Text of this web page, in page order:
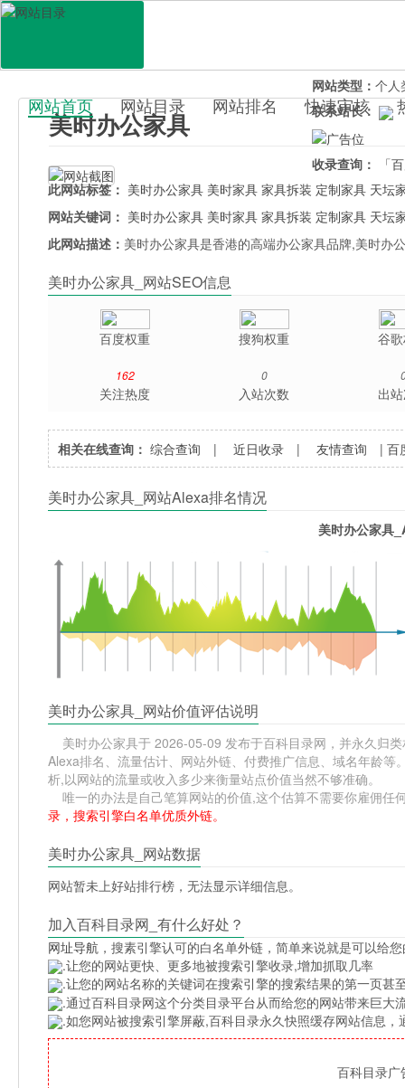
百科目录
网站首页 网站目录 网站排名 快速审核
美时办公家具
网站类型： 个人
联系站长：
收录查询：
「
此网站标签： 美时办公家具 美时家具 家具拆装 定制家具 天坛
网站关键词： 美时办公家具 美时家具 家具拆装 定制家具 天坛
此网站描述： 美时办公家具是香港的高端办公家具品牌,美时办
美时办公家具_网站SEO信息
百度权重 搜狗权重 谷
162
关注热度
0
入站次数 出
相关在线查询： 综合查询 |近日收录 |友情查询 |百
美时办公家具_网站Alexa排名情况
美时办公家具
美时办公家具_网站价值评估说明
美时办公家具于 2026-05-09 发布于百科目录网，并永久归
Alexa排名、流量估计、网站外链、付费推广信息、域名年龄
析,以网站的流量或收入多少来衡量站点价值当然不够准确。
唯一的办法是自己笔算网站的价值,这个估算不需要你雇佣任
录，搜索引擎白名单优质外链。
美时办公家具_网站数据
网站暂未上好站排行榜，无法显示详细信息。
加入百科目录网_有什么好处？
网址导航 ，搜素引擎认可的白名单外链，简单来说就是可以给
.让您的网站更快、更多地被搜索引擎收录,增加抓取几率
.让您的网站名称的关键词在搜索引擎的搜索结果的第一页甚
.通过百科目录网这个分类目录平台从而给您的网站带来巨大
.如您网站被搜索引擎屏蔽,百科目录永久快照缓存网站信息
百科目录